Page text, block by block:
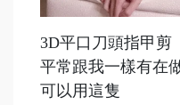
3D平口刀頭指甲剪
平常跟我一樣有在
可以用這隻